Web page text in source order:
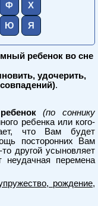
Ф Х
Ю Я
ребенок во сне
удочерить,
.
(по соннику
ребенка или кого-
что Вам будет
посторонних Вам
другой усыновляет
неудачная перемена
рождение,